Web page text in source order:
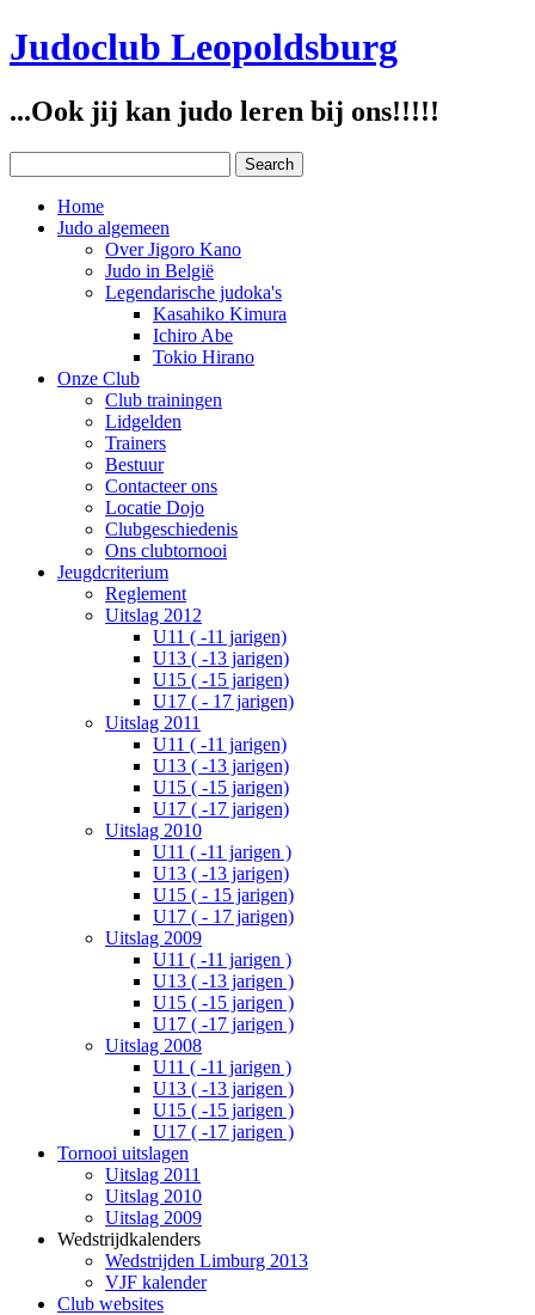
Judoclub Leopoldsburg
...Ook jij kan judo leren bij ons!!!!!
Home
Judo algemeen
Over Jigoro Kano
Judo in België
Legendarische judoka's
Kasahiko Kimura
Ichiro Abe
Tokio Hirano
Onze Club
Club trainingen
Lidgelden
Trainers
Bestuur
Contacteer ons
Locatie Dojo
Clubgeschiedenis
Ons clubtornooi
Jeugdcriterium
Reglement
Uitslag 2012
U11 ( -11 jarigen)
U13 ( -13 jarigen)
U15 ( -15 jarigen)
U17 ( - 17 jarigen)
Uitslag 2011
U11 ( -11 jarigen)
U13 ( -13 jarigen)
U15 ( -15 jarigen)
U17 ( -17 jarigen)
Uitslag 2010
U11 ( -11 jarigen )
U13 ( -13 jarigen)
U15 ( - 15 jarigen)
U17 ( - 17 jarigen)
Uitslag 2009
U11 ( -11 jarigen )
U13 ( -13 jarigen )
U15 ( -15 jarigen )
U17 ( -17 jarigen )
Uitslag 2008
U11 ( -11 jarigen )
U13 ( -13 jarigen )
U15 ( -15 jarigen )
U17 ( -17 jarigen )
Tornooi uitslagen
Uitslag 2011
Uitslag 2010
Uitslag 2009
Wedstrijdkalenders
Wedstrijden Limburg 2013
VJF kalender
Club websites